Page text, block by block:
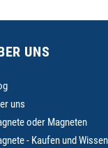
UNS
uns
oder Magneten
- Kaufen und Wissen